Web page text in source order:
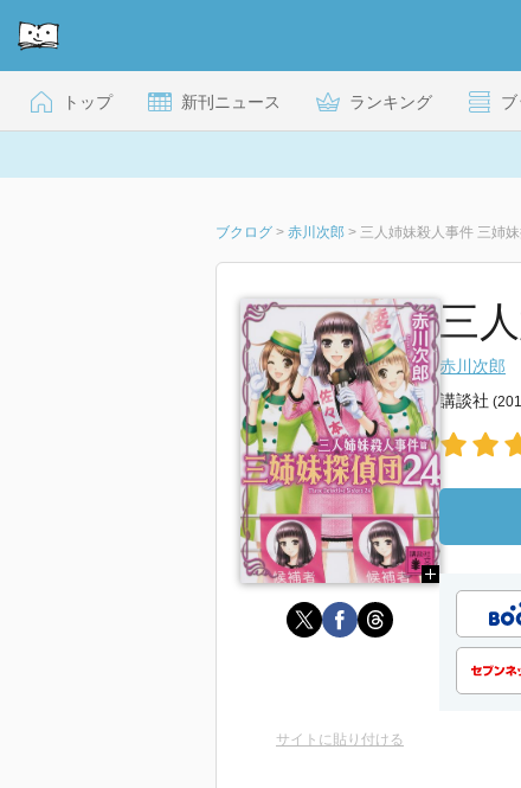
トップ 新刊ニュース ランキング ブ
ブクログ > 赤川次郎 > 三人姉妹殺人事件 三姉
三
赤川次郎
講談社
サイトに貼り付ける